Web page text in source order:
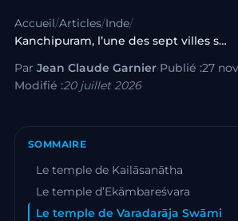
Accueil/Articles/Inde/
Kanchipuram, l’une des sept villes saintes…
Par Jean Claude Garnier·Publié :27
Modifié :20 juillet 2026
SOMMAIRE
Le temple de Kailāsanātha
Le temple d’Ekāmbareśvara
Le temple de Varadarāja Swāmi